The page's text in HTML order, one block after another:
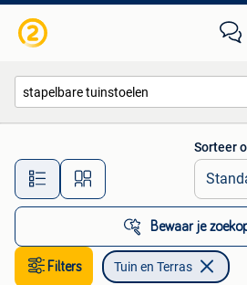
Alle afstanden…
Sorteer
Bewaar je
Filters Tuin en Terras